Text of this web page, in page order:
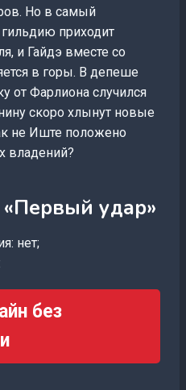
Но в самый
приходит
и Гайдэ вместе со
в горы. В депеше
от Фарлиона случился
скоро хлынут новые
не Иште положено
владений?
удар»
нет;
без